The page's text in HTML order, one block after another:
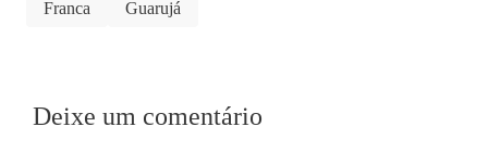
Franca
Guarujá
Deixe um comentário